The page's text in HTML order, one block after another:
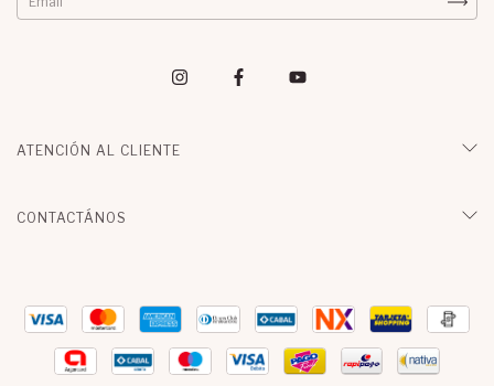
ATENCIÓN AL CLIENTE
CONTACTÁNOS